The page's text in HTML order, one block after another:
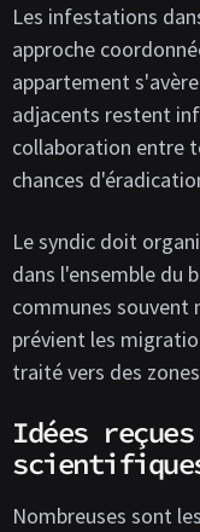
Les infestations
approche
appartement
adjacents restent
collaboration entre
chances
Le syndic doit
dans l'ensemble du
communes souvent
prévient les
traité vers des
Idées
Nombreuses sont